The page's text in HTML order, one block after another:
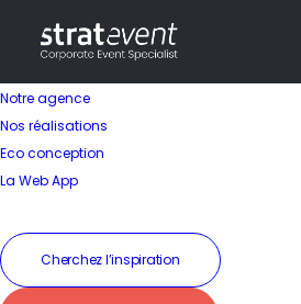
Notre agence
Nos réalisations
Eco conception
La Web App
Cherchez l’inspiration